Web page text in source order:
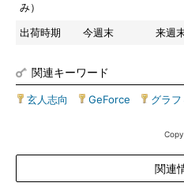
み）
出荷時期 今週末 来週
関連キーワード
玄人志向 GeForce グラ
関連